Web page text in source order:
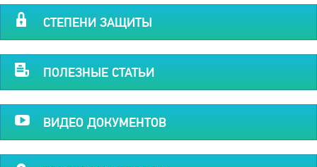
СТЕПЕНИ ЗАЩИТЫ
ПОЛЕЗНЫЕ СТАТЬИ
ВИДЕО ДОКУМЕНТОВ